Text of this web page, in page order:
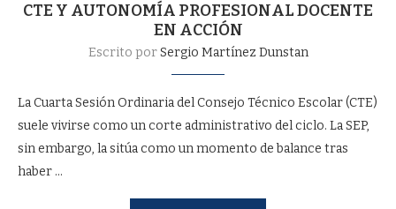
CTE Y AUTONOMÍA PROFESIONAL DOCENTE
EN ACCIÓN
Escrito porSergio Martínez Dunstan
La Cuarta Sesión Ordinaria del Consejo Técnico Escolar (CTE)
suele vivirse como un corte administrativo del ciclo. La SEP,
sin embargo, la sitúa como un momento de balance tras
haber …